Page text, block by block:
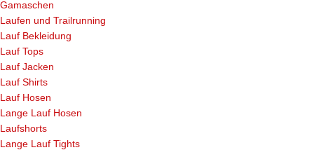
Gamaschen
Laufen und Trailrunning
Lauf Bekleidung
Lauf Tops
Lauf Jacken
Lauf Shirts
Lauf Hosen
Lange Lauf Hosen
Laufshorts
Lange Lauf Tights